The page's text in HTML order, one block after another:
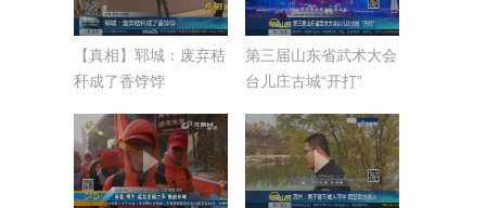
【真相】郓城：废弃秸
秆成了香饽饽
第三届山东省武术大会
台儿庄古城“开打”